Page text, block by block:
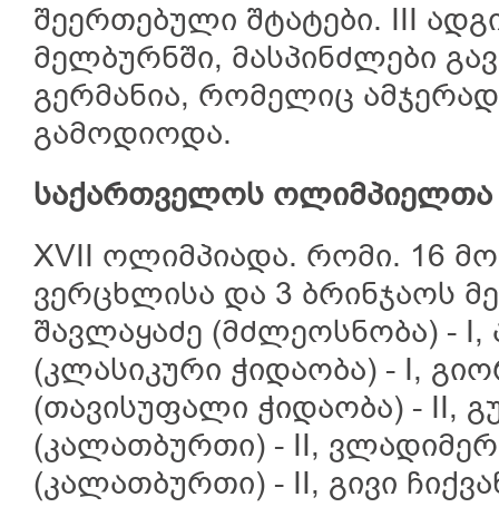
შეერთებული შტატები. III
მელბურნში, მასპინძლები
გერმანია, რომელიც
გამოდიოდა.
საქართველოს ოლიმპიელთა
XVII ოლიმპიადა. რომი. 16
ვერცხლისა და 3 ბრინჯაოს
შავლაყაძე (მძლეოსნობა) -
(კლასიკური ჭიდაობა) - I,
(თავისუფალი ჭიდაობა) - II,
(კალათბურთი) - II,
(კალათბურთი) - II, გივი